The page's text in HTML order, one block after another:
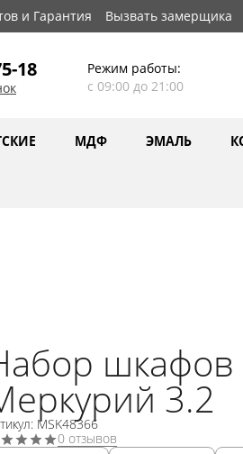
и Гарантия Вызвать замерщика
18
Режим работы:
с 09:00 до 21:00
МДФ ЭМАЛЬ
шкафов
3.2
MSK48366
0 отзывов